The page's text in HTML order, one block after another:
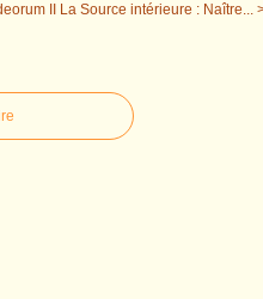
II La Source intérieure : Naître...